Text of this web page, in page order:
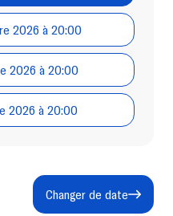
2026 à 20:00
2026 à 20:00
2026 à 20:00
Changer de date